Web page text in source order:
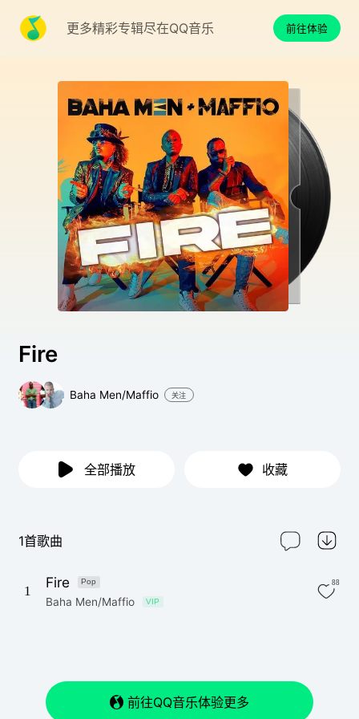
更多精彩专辑尽在QQ音乐 前往体验
Fire
Baha Men/Maffio 关注
全部播放 收藏
1首歌曲
1
Fire Pop
Baha Men/Maffio VIP
88
前往QQ音乐体验更多